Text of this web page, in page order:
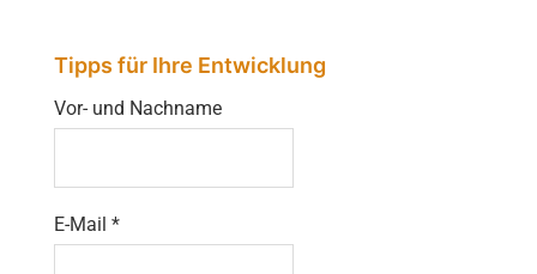
Tipps für Ihre Entwicklung
Vor- und Nachname
E-Mail *